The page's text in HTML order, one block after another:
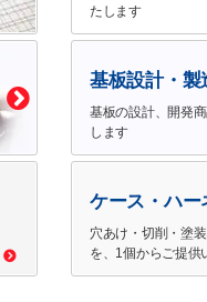
たします
基板設計・製
基板の設計、開発
します
ケース・ハー
穴あけ・切削・塗
を、1個からご提供